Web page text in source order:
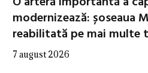
modernizează: șoseaua
reabilitată pe mai multe
7 august 2026